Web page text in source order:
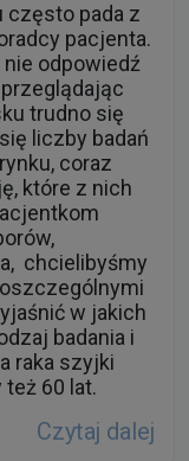
często pada z
pacjenta.
odpowiedź
trudno się
liczby badań
coraz
które z nich
chcielibyśmy
w jakich
badania i
raka szyjki
też 60 lat.
Czytaj dalej